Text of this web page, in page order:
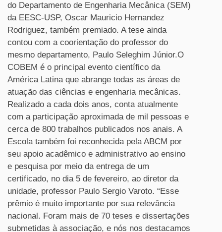
do Departamento de Engenharia Mecânica (SEM)
da EESC-USP, Oscar Mauricio Hernandez
Rodriguez, também premiado. A tese ainda
contou com a coorientação do professor do
mesmo departamento, Paulo Seleghim Júnior.O
COBEM é o principal evento científico da
América Latina que abrange todas as áreas de
atuação das ciências e engenharia mecânicas.
Realizado a cada dois anos, conta atualmente
com a participação aproximada de mil pessoas e
cerca de 800 trabalhos publicados nos anais. A
Escola também foi reconhecida pela ABCM por
seu apoio acadêmico e administrativo ao ensino
e pesquisa por meio da entrega de um
certificado, no dia 5 de fevereiro, ao diretor da
unidade, professor Paulo Sergio Varoto. “Esse
prêmio é muito importante por sua relevância
nacional. Foram mais de 70 teses e dissertações
submetidas à associação, e nós nos destacamos